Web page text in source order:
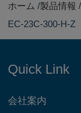
ホーム 製品情報
EC-23C-300-H-Z
Quick Link
会社案内